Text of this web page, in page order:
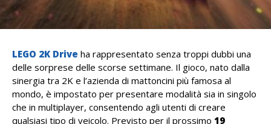
LEGO 2K Drive ha rappresentato senza troppi dubbi una
delle sorprese delle scorse settimane. Il gioco, nato dalla
sinergia tra 2K e l’azienda di mattoncini più famosa al
mondo, è impostato per presentare modalità sia in singolo
che in multiplayer, consentendo agli utenti di creare
qualsiasi tipo di veicolo. Previsto per il prossimo 19